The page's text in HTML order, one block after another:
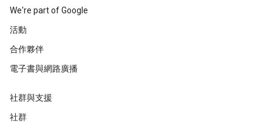
We're part of Google
活動
合作夥伴
電子書與網路廣播
社群與支援
社群